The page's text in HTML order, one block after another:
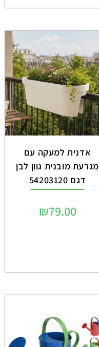
אדנית למעקה עם
מגרעת מובנית גוון לבן
דגם 54203120
₪79.00